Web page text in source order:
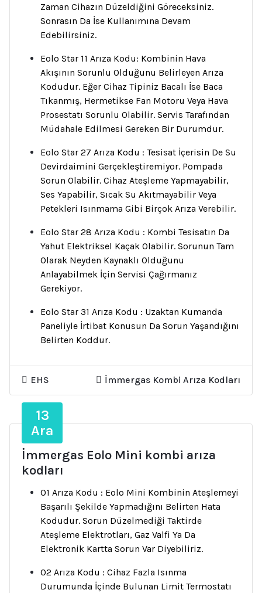
Zaman Cihazın Düzeldiğini Göreceksiniz.
Sonrasın Da İse Kullanımına Devam
Edebilirsiniz.
Eolo Star 11 Arıza Kodu: Kombinin Hava
Akışının Sorunlu Olduğunu Belirleyen Arıza
Kodudur. Eğer Cihaz Tipiniz Bacalı İse Baca
Tıkanmış, Hermetikse Fan Motoru Veya Hava
Prosestatı Sorunlu Olabilir. Servis Tarafından
Müdahale Edilmesi Gereken Bir Durumdur.
Eolo Star 27 Arıza Kodu : Tesisat İçerisin De Su
Devirdaimini Gerçekleştiremiyor. Pompada
Sorun Olabilir. Cihaz Ateşleme Yapmayabilir,
Ses Yapabilir, Sıcak Su Akıtmayabilir Veya
Petekleri Isınmama Gibi Birçok Arıza Verebilir.
Eolo Star 28 Arıza Kodu : Kombi Tesisatın Da
Yahut Elektriksel Kaçak Olabilir. Sorunun Tam
Olarak Neyden Kaynaklı Olduğunu
Anlayabilmek İçin Servisi Çağırmanız
Gerekiyor.
Eolo Star 31 Arıza Kodu : Uzaktan Kumanda
Paneliyle İrtibat Konusun Da Sorun Yaşandığını
Belirten Koddur.
EHS İmmergas Kombi Arıza Kodları
13
Ara
İmmergas Eolo Mini kombi arıza
kodları
01 Arıza Kodu : Eolo Mini Kombinin Ateşlemeyi
Başarılı Şekilde Yapmadığını Belirten Hata
Kodudur. Sorun Düzelmediği Taktirde
Ateşleme Elektrotları, Gaz Valfi Ya Da
Elektronik Kartta Sorun Var Diyebiliriz.
02 Arıza Kodu : Cihaz Fazla Isınma
Durumunda İçinde Bulunan Limit Termostatı